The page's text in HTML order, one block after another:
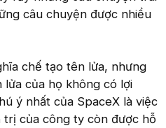
câu chuyện được nhiều
chế tạo tên lửa, nhưng
của họ không có lợi
ý nhất của SpaceX là việc
của công ty còn được hỗ